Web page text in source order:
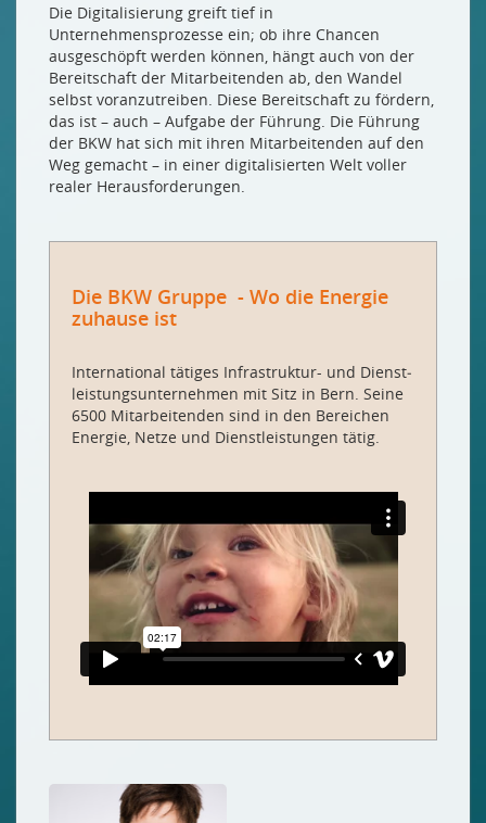
Die Digitalisierung greift tief in
Unternehmensprozesse ein; ob ihre Chancen
ausgeschöpft werden können, hängt auch von der
Bereitschaft der Mitarbeitenden ab, den Wandel
selbst voranzutreiben. Diese Bereitschaft zu fördern,
das ist – auch – Aufgabe der Führung. Die Führung
der BKW hat sich mit ihren Mitarbeitenden auf den
Weg gemacht – in einer digitalisierten Welt voller
realer Herausforderungen.
Die BKW Gruppe - Wo die Energie
zuhause ist
International tätiges Infra­struktur- und Dienst­
leistungsunternehmen mit Sitz in Bern. Seine
6500 Mit­arbeitenden sind in den Bereichen
Energie, Netze und Dienstleistungen tätig.